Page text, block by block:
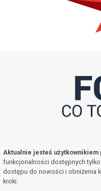
Załóż
Aktualnie jesteś
funkcjonalności dostępnych
dostępu do nowości i obniżenia
kroki.